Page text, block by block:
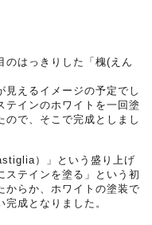
のはっきりした「槐(えん
見えるイメージの予定でし
テインのホワイトを一回塗
ので、そこで完成としまし
）」という盛り上げ
ステインを塗る」という初
からか、ホワイトの塗装で
成となりました。